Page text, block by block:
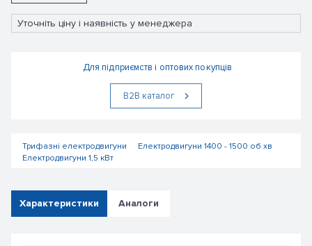
Уточніть ціну і наявність у менеджера
Для підприємств і оптових покупців
В2В каталог
Трифазні електродвигуни
Електродвигуни 1400 - 1500 об хв
Електродвигуни 1,5 кВт
Характеристики Аналоги